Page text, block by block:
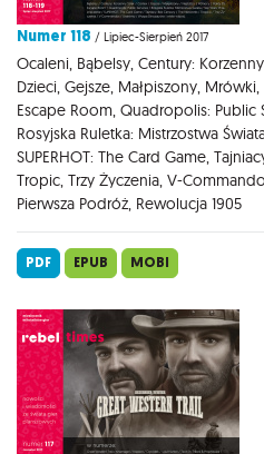
Numer 118 / Lipiec-Sierpień 2017
Ocaleni, Bąbelsy, Century:
Dzieci, Gejsze, Małpiszony,
Escape Room, Quadropolis: Public
Rosyjska Ruletka: Mistrzostwa
SUPERHOT: The Card Game,
Tropic, Trzy Życzenia, V-
Pierwsza Podróż, Rewolucja 1905
PDF EPUB MOBI